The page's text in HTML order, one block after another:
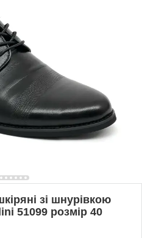
зі шнурівкою
51099 розмір 40